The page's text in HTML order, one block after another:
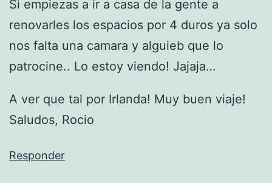
Si empiezas a ir a casa de la gente a
renovarles los espacios por 4 duros ya solo
nos falta una camara y alguieb que lo
patrocine.. Lo estoy viendo! Jajaja…
A ver que tal por Irlanda! Muy buen viaje!
Saludos, Rocio
Responder